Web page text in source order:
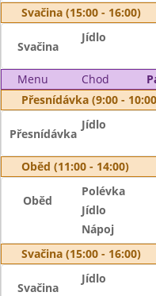
Svačina (15:00 - 16:00)
Svačina
Jídlo
Menu Chod
Přesnídávka (9:00 -
Přesnídávka
Jídlo
Oběd (11:00 - 14:00)
Oběd
Polévka
Jídlo
Nápoj
Svačina (15:00 - 16:00)
Svačina
Jídlo